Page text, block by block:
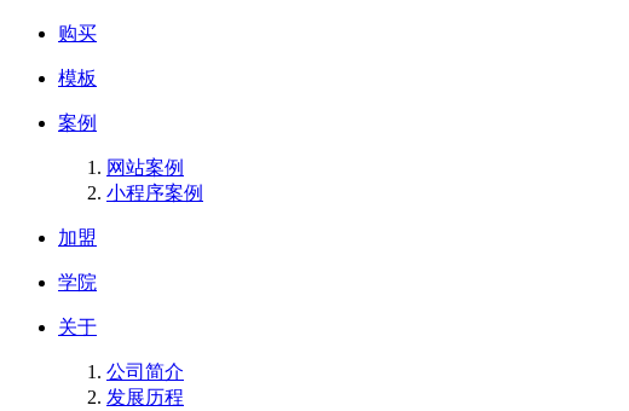
购买
模板
案例
网站案例
小程序案例
加盟
学院
关于
公司简介
发展历程